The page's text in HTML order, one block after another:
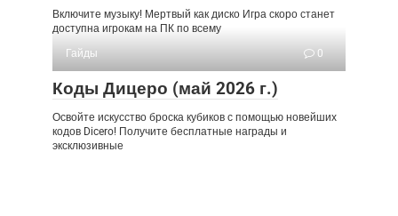
Включите музыку! Мертвый как диско Игра скоро станет
доступна игрокам на ПК по всему
Гайды
0
Коды Дицеро (май 2026 г.)
Освойте искусство броска кубиков с помощью новейших
кодов Dicero! Получите бесплатные награды и
эксклюзивные